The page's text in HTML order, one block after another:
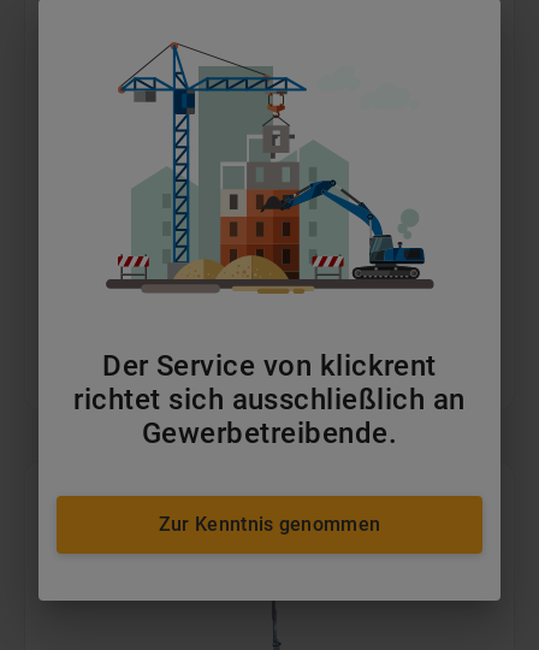
13m Vertikalbühnen
pro Tag
MEHR ERFAHREN
IN DEN WARENKORB
Der Service von klickrent
richtet sich ausschließlich an
Gewerbetreibende.
Zur Kenntnis genommen